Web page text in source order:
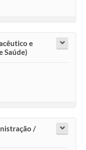
e
Saúde)
/